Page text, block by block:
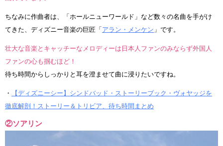
ちなみに作曲者は、「ホールニューワールド」など数々の名曲を手がけ
てきた、ディズニー音楽の巨匠「 アラン・メンケン 」です。
壮大な音楽とキャッチーなメロディーは日本人ファンのみならず外国人
ファンの心も掴むほど！
待ち時間からしっかりと耳を澄ませて曲に浸りたいですね。
・
【ディズニーシー】シンドバッド・ストーリーブック・ヴォヤッジを
徹底解剖！ストーリー＆トリビア、待ち時間まとめ
②ソアリン